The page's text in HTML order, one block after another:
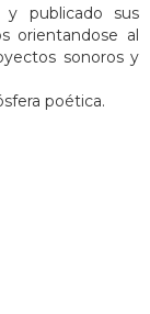
publicado sus
orientandose al
sonoros y
poética.